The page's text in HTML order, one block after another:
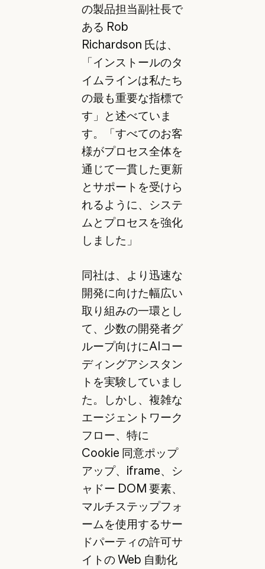
の製品担当副社長で
ある Rob
Richardson 氏は、
「インストールのタ
イムラインは私たち
の最も重要な指標で
す」と述べていま
す。「すべてのお客
様がプロセス全体を
通じて一貫した更新
とサポートを受けら
れるように、システ
ムとプロセスを強化
しました」
同社は、より迅速な
開発に向けた幅広い
取り組みの一環とし
て、少数の開発者グ
ループ向けにAIコー
ディングアシスタン
トを実験していまし
た。しかし、複雑な
エージェントワーク
フロー、特に
Cookie 同意ポップ
アップ、iframe、シ
ャドー DOM 要素、
マルチステップフォ
ームを使用するサー
ドパーティの許可サ
イトの Web 自動化